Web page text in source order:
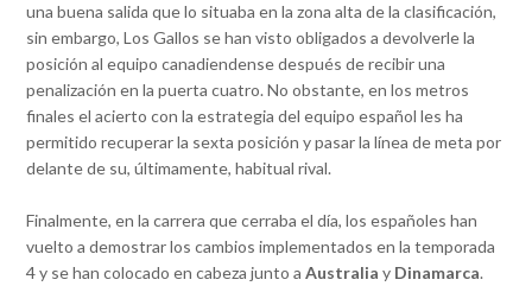
una buena salida que lo situaba en la zona alta de la clasificación,
sin embargo, Los Gallos se han visto obligados a devolverle la
posición al equipo canadiendense después de recibir una
penalización en la puerta cuatro. No obstante, en los metros
finales el acierto con la estrategia del equipo español les ha
permitido recuperar la sexta posición y pasar la línea de meta por
delante de su, últimamente, habitual rival.
Finalmente, en la carrera que cerraba el día, los españoles han
vuelto a demostrar los cambios implementados en la temporada
4 y se han colocado en cabeza junto aAustraliay Dinamarca.